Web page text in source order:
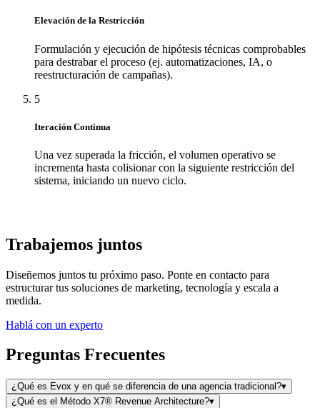
Elevación de la Restricción
Formulación y ejecución de hipótesis técnicas comprobables
para destrabar el proceso (ej. automatizaciones, IA, o
reestructuración de campañas).
5
Iteración Continua
Una vez superada la fricción, el volumen operativo se
incrementa hasta colisionar con la siguiente restricción del
sistema, iniciando un nuevo ciclo.
Trabajemos juntos
Diseñemos juntos tu próximo paso. Ponte en contacto para
estructurar tus soluciones de marketing, tecnología y escala a
medida.
Hablá con un experto
Preguntas Frecuentes
¿Qué es Evox y en qué se diferencia de una agencia tradicional?▾
¿Qué es el Método X7® Revenue Architecture?▾